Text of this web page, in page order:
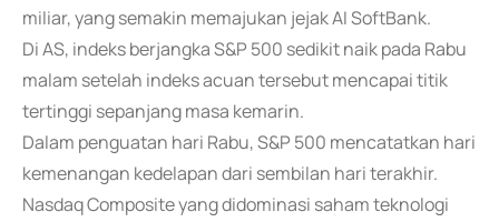
miliar, yang semakin memajukan jejak AI SoftBank.
Di AS, indeks berjangka S&P 500 sedikit naik pada Rabu
malam setelah indeks acuan tersebut mencapai titik
tertinggi sepanjang masa kemarin.
Dalam penguatan hari Rabu, S&P 500 mencatatkan hari
kemenangan kedelapan dari sembilan hari terakhir.
Nasdaq Composite yang didominasi saham teknologi